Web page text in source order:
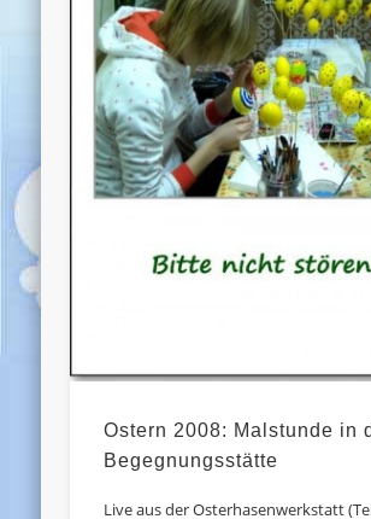
Ostern 2008: Malstunde in
Begegnungsstätte
Live aus der Osterhasenwerkstatt